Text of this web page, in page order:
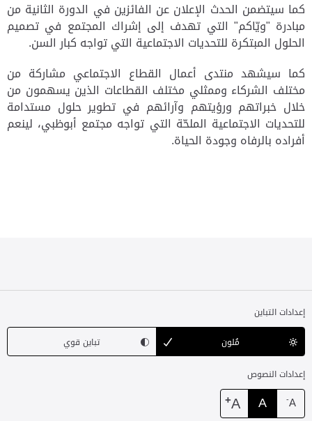
كما سيتضمن الحدث الإعلان عن الفائزين في الدورة الثانية من
مبادرة "ويّاكم" التي تهدف إلى إشراك المجتمع في تصميم
الحلول المبتكرة للتحديات الاجتماعية التي تواجه كبار السن.
كما سيشهد منتدى أعمال القطاع الاجتماعي مشاركة من
مختلف الشركاء وممثلي مختلف القطاعات الذين يسهمون من
خلال خبراتهم ورؤيتهم وآرائهم في تطوير حلول مستدامة
للتحديات الاجتماعية الملحّة التي تواجه مجتمع أبوظبي، لينعم
أفراده بالرفاه وجودة الحياة.
إعدادات التباين
مُلون
تباين قوي
إعدادات النصوص
A
-
A
A
+